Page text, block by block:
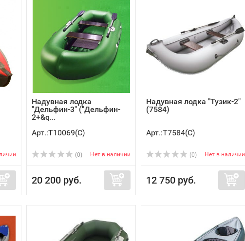
Надувная лодка
"Дельфин-3" ("Дельфин-
2+&q...
Арт.:Т10069(C)
(0) Нет в наличии
20 200 руб.
Надувная лодка "Тузик-2"
(7584)
Арт.:Т7584(C)
(0) Нет в наличии
12 750 руб.